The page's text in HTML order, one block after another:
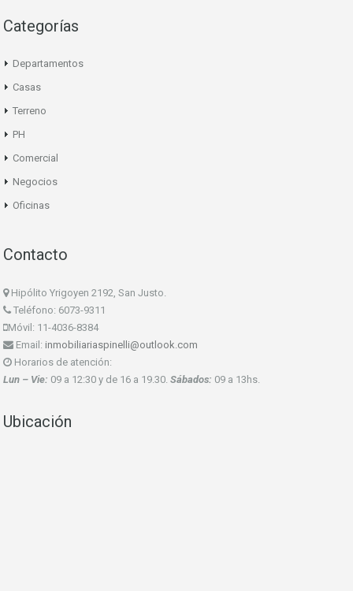
Categorías
Departamentos
Casas
Terreno
PH
Comercial
Negocios
Oficinas
Contacto
Hipólito Yrigoyen 2192, San Justo.
Teléfono: 6073-9311
Móvil: 11-4036-8384
Email: inmobiliariaspinelli@outlook.com
Horarios de atención:
Lun – Vie: 09 a 12:30 y de 16 a 19.30. Sábados: 09 a 13hs.
Ubicación